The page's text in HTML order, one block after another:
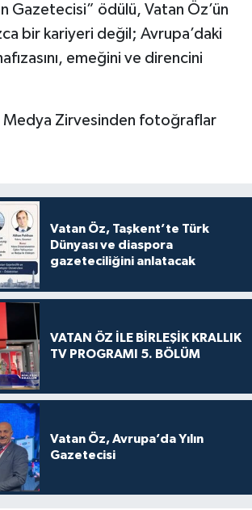
Gazetecisi” ödülü, Vatan Öz’ün
bir kariyeri değil; Avrupa’daki
emeğini ve direncini
Medya Zirvesinden fotoğraflar
Vatan Öz, Taşkent’te Türk
Dünyası ve diaspora
gazeteciliğini anlatacak
VATAN ÖZ İLE BİRLEŞİK KRALLIK
TV PROGRAMI 5. BÖLÜM
Vatan Öz, Avrupa’da Yılın
Gazetecisi